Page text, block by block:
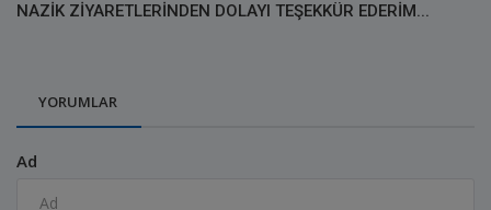
NAZİK ZİYARETLERİNDEN DOLAYI TEŞEKKÜR EDERİM...
YORUMLAR
Ad